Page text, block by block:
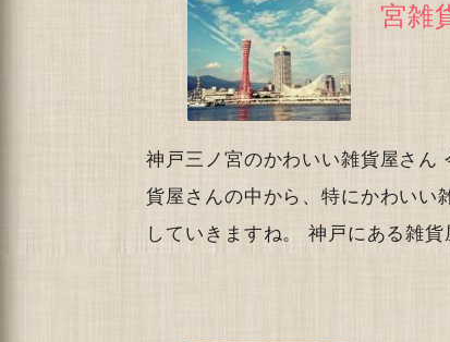
宮雑
神戸三ノ宮のかわいい雑貨屋さん
貨屋さんの中から、特にかわいい
していきますね。 神戸にある雑